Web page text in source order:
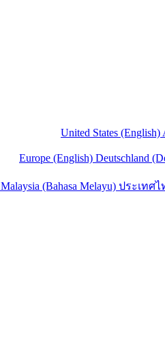
United States (English)
Europe (English) Deutschland
Malaysia (Bahasa Melayu) ประเทศ